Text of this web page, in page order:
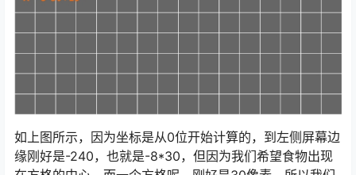
如上图所示，因为坐标是从0位开始计算的，到左侧屏幕边
缘刚好是-240，也就是-8*30，但因为我们希望食物出现